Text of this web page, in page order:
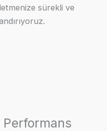
sürekli ve